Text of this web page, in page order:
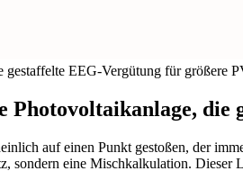
gestaffelte EEG-Vergütung für größere
Photovoltaikanlage,
auf einen Punkt gestoßen, der
sondern eine Mischkalkulation.